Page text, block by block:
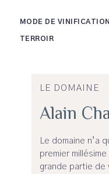
MODE DE VINIFICATION
TERROIR
LE DOMAINE
Alain
Le domaine n’a
premier
grande partie de